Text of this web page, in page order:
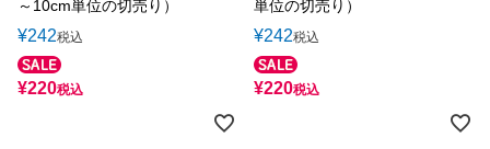
～10cm単位の切売り）
¥242税込
¥220税込
単位の切売り）
¥242税込
¥220税込